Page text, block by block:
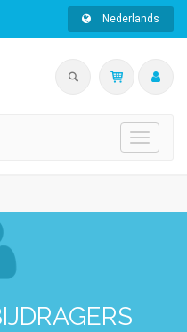
Nederlands
Toggle